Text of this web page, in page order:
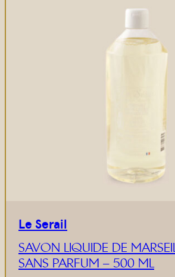
Le Serail
SAVON LIQUIDE DE
SANS PARFUM – 500 ML